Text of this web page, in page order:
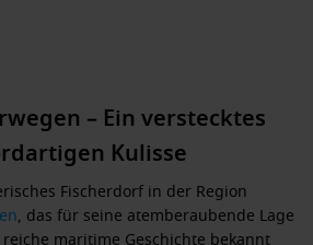
– Ein verstecktes
Kulisse
Fischerdorf in der Region
, das für seine atemberaubende Lage
maritime Geschichte bekannt